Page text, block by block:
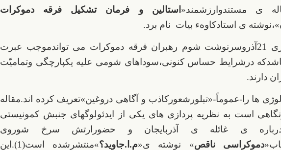
ی مستندوارزشمند« استالین و فرمان تشکیل فرقه دموکرات
»،نوشته ی استادکاوهء بیات نام برد.
یادآوری 21آذروسرنوشت شوم رهبران فرقه دموکرات می تواندموجب عبرت
درشرایط حساس کنونی،سوداهای شومی علیه یکپارچگی وتمامیّت
دارند.
ها را-عموماً-«تبلورشعورکاذب و آگاهی دروغین»تعریف کرده اند.مقاله
است به نظریه پردازی های یکی از ایدئولوگهای جنبش کمونیستی
درباره ی غائله ی آذربایجان و حضورارتش سرخ شوروی
دموکراسی ناقص» نوشته ی«م.ا.جاوید؟
»منتشرشده است(1).این